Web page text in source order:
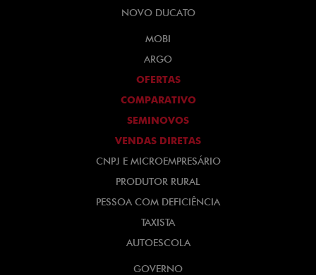
NOVO DUCATO
MOBI
ARGO
OFERTAS
COMPARATIVO
SEMINOVOS
VENDAS DIRETAS
CNPJ E MICROEMPRESÁRIO
PRODUTOR RURAL
PESSOA COM DEFICIÊNCIA
TAXISTA
AUTOESCOLA
GOVERNO